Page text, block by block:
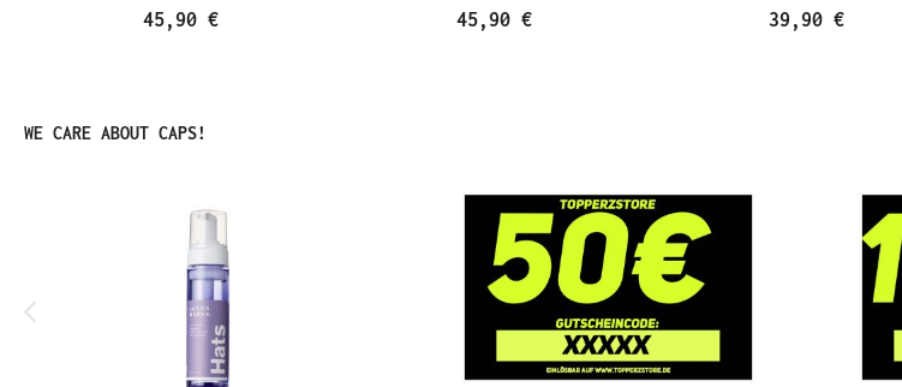
45,90 € 45,90 € 39,90 €
Produktgalerie überspringen
WE CARE ABOUT CAPS!